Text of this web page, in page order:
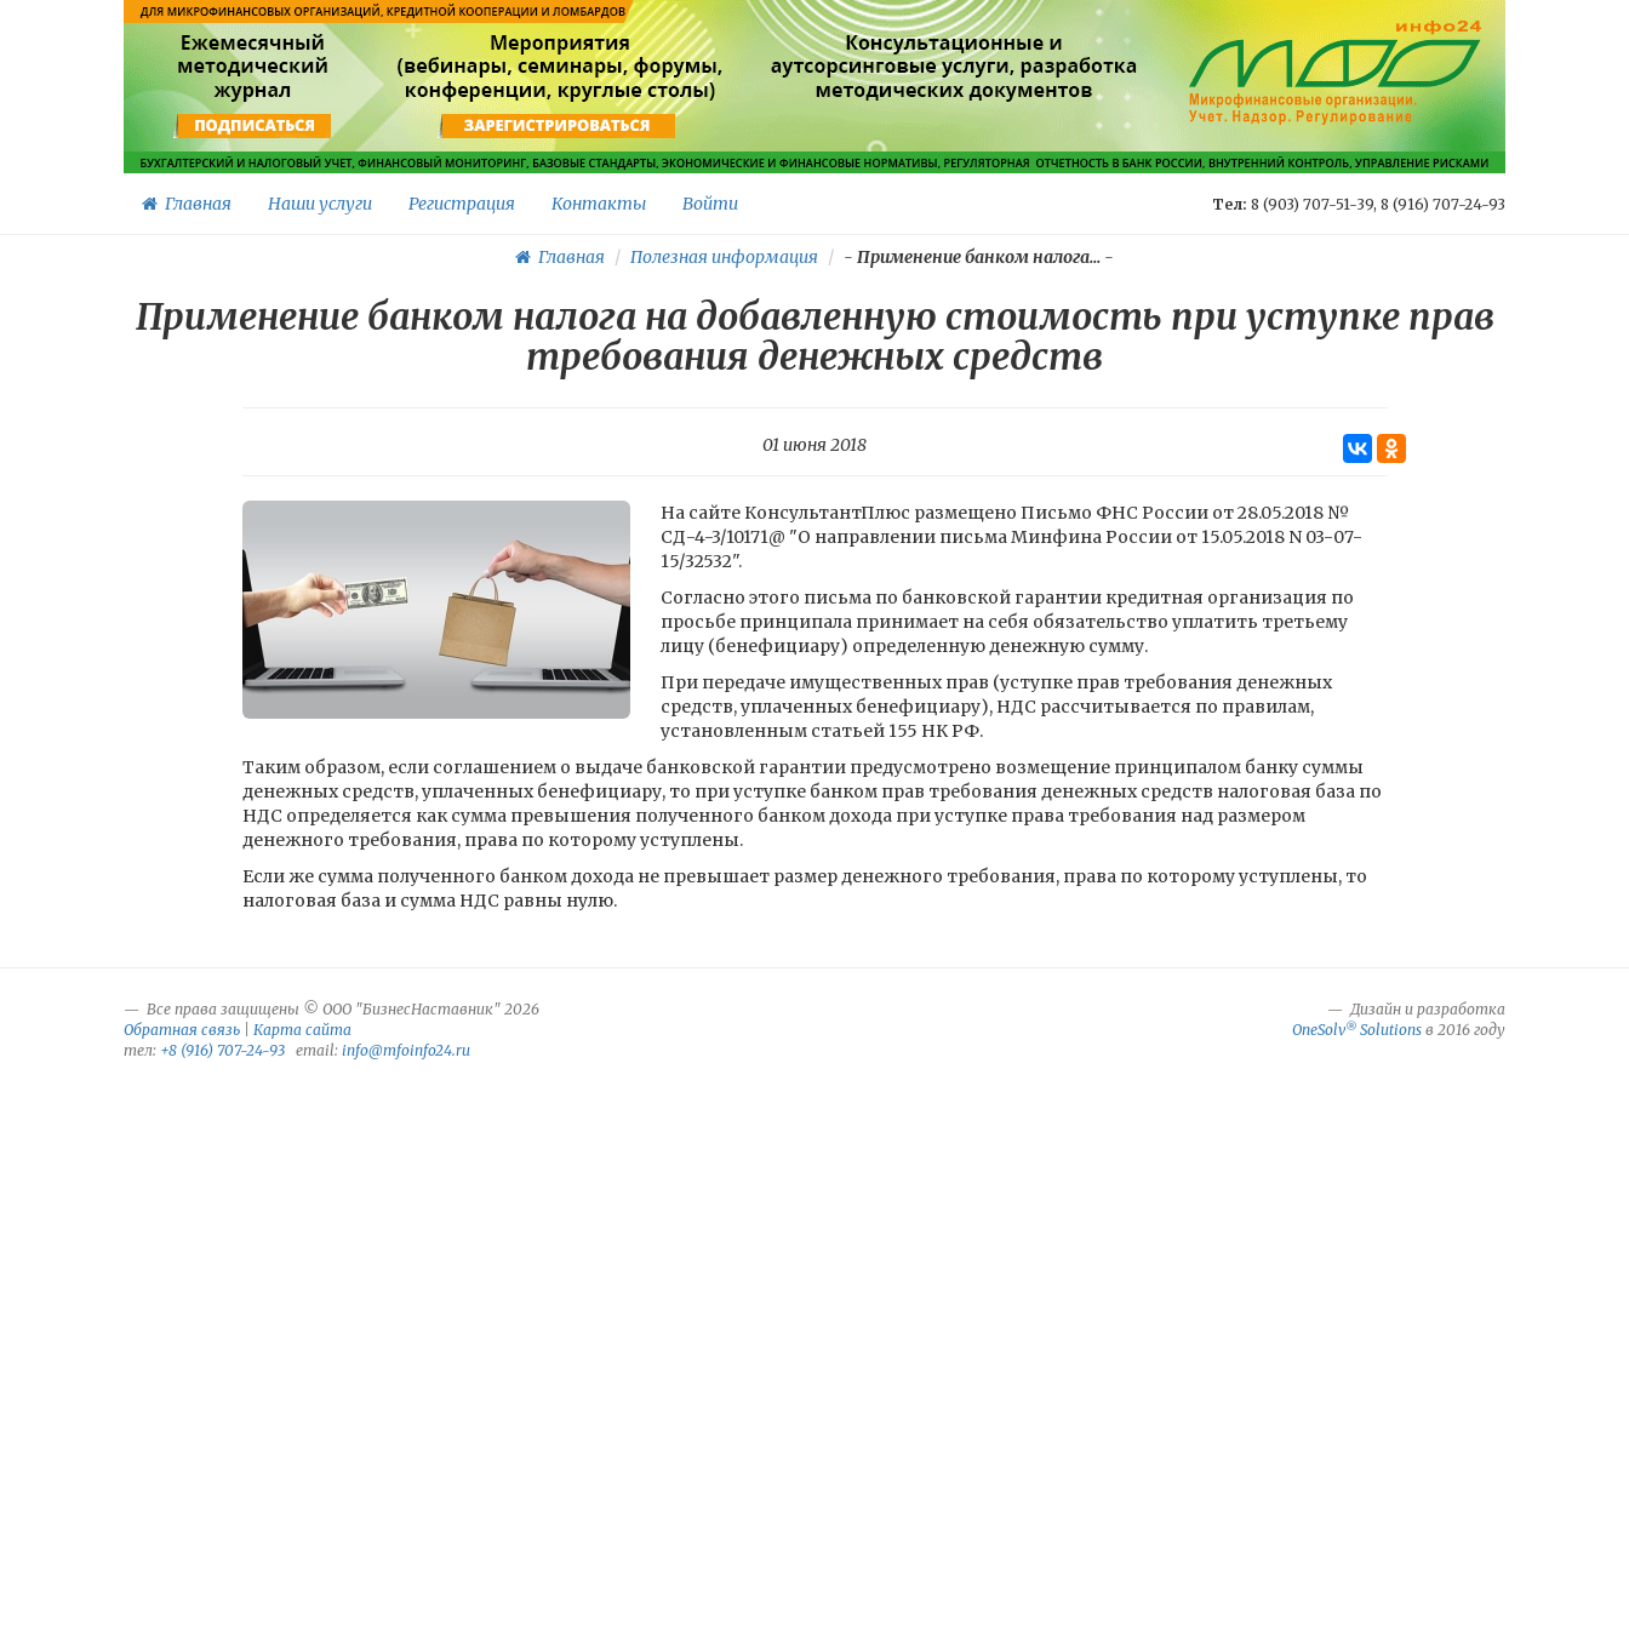
Главная Наши услуги Регистрация Контакты Войти Тел: 8 (903) 707-51-39, 8 (916) 707-24-93
Главная Полезная информация - Применение банком налога... -
Применение банком налога на добавленную стоимость при уступке прав
требования денежных средств
01 июня 2018
На сайте КонсультантПлюс размещено Письмо ФНС России от 28.05.2018 №
СД-4-3/10171@ "О направлении письма Минфина России от 15.05.2018 N 03-07-
15/32532".
Согласно этого письма по банковской гарантии кредитная организация по
просьбе принципала принимает на себя обязательство уплатить третьему
лицу (бенефициару) определенную денежную сумму.
При передаче имущественных прав (уступке прав требования денежных
средств, уплаченных бенефициару), НДС рассчитывается по правилам,
установленным статьей 155 НК РФ.
Таким образом, если соглашением о выдаче банковской гарантии предусмотрено возмещение принципалом банку суммы
денежных средств, уплаченных бенефициару, то при уступке банком прав требования денежных средств налоговая база по
НДС определяется как сумма превышения полученного банком дохода при уступке права требования над размером
денежного требования, права по которому уступлены.
Если же сумма полученного банком дохода не превышает размер денежного требования, права по которому уступлены, то
налоговая база и сумма НДС равны нулю.
Все права защищены © ООО "БизнесНаставник" 2026
Обратная связь
Карта сайта
тел: +8 (916) 707-24-93 email: info@mfoinfo24.ru
Дизайн и разработка
OneSolv® Solutions в 2016 году